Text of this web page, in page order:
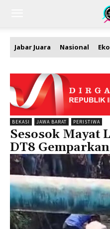
Jabar Juara Nasional
BEKASI JAWA BARAT PERISTIWA
Sesosok Mayat
DT8